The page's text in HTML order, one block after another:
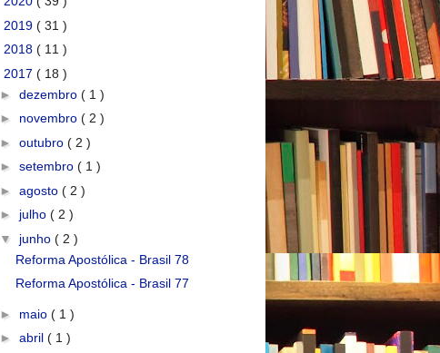
2019 ( 31 )
2018 ( 11 )
2017 ( 18 )
► dezembro ( 1 )
► novembro ( 2 )
► outubro ( 2 )
► setembro ( 1 )
► agosto ( 2 )
► julho ( 2 )
▼ junho ( 2 )
Reforma Apostólica - Brasil 78
Reforma Apostólica - Brasil 77
► maio ( 1 )
► abril ( 1 )